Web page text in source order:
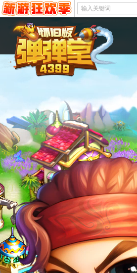
输入关键词